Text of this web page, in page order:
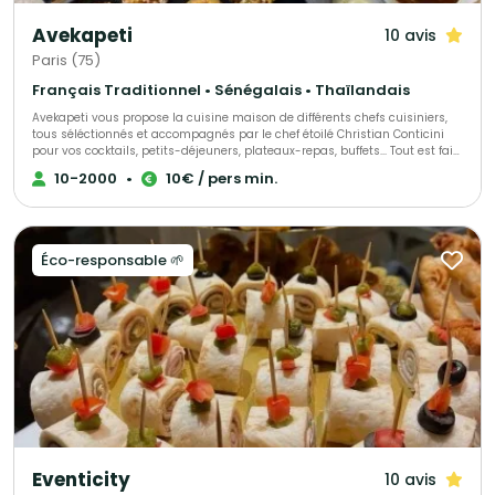
Avekapeti 10 avis
Paris (75)
Français Traditionnel • Sénégalais • Thaïlandais
Avekapeti vous propose la cuisine maison de différents chefs cuisiniers,
tous séléctionnés et accompagnés par le chef étoilé Christian Conticini
pour vos cocktails, petits-déjeuners, plateaux-repas, buffets... Tout est fait
maison, avec des produits frais, de saison livré en contenants
réutilisables 0 déchet ou recyclables en véhicules éléctriques. Du buffet
et votre budget !
10-2000 • 10€ / pers min.
Éco-responsable 🌱
Eventicity 10 avis